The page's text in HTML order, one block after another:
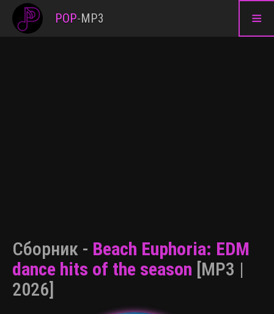
≡
POP-MP3
Сборник - Beach Euphoria: EDM
dance hits of the season [MP3 |
2026]